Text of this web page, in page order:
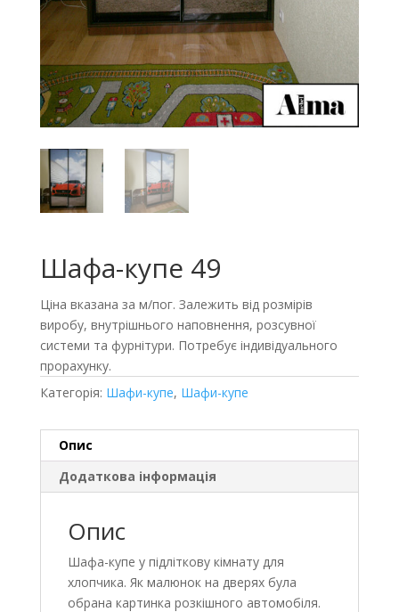
Шафа-купе 49
Ціна вказана за м/пог. Залежить від розмірів
виробу, внутрішнього наповнення, розсувної
системи та фурнітури. Потребує індивідуального
прорахунку.
Категорія: Шафи-купе, Шафи-купе
Опис
Додаткова інформація
Опис
Шафа-купе у підліткову кімнату для
хлопчика. Як малюнок на дверях була
обрана картинка розкішного автомобіля.